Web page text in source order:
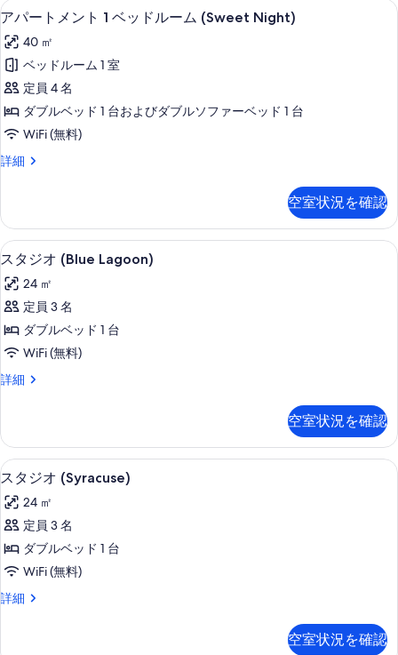
示
す
る
の
写
真
を
表
示
す
の
細
ア
パ
ー
ト
メ
ン
1
ッ
ド
ル
ー
ム
(Sweet
Night)
の
て
の
写
真
を
表
示
す
7
アパートメント 1 ベッドルーム (Sweet Night)
40 ㎡
ベッドルーム 1 室
定員 4 名
ダブルベッド 1 台およびダブルソファーベッド 1 台
WiFi (無料)
詳細
ア
メ
ン
ト
ベ
ッ
ル
ー
(Sweet
細
空室状況を確認
ス
タ
ジ
オ
(Blue
Lagoon)
の
て
の
写
真
を
表
示
6
スタジオ (Blue Lagoon)
24 ㎡
定員 3 名
ダブルベッド 1 台
WiFi (無料)
詳細
ス
(Blue
Lagoon)
の
細
空室状況を確認
ス
タ
ジ
オ
(Syracuse)
の
す
て
7
スタジオ (Syracuse)
24 ㎡
定員 3 名
ダブルベッド 1 台
WiFi (無料)
詳細
ス
空室状況を確認